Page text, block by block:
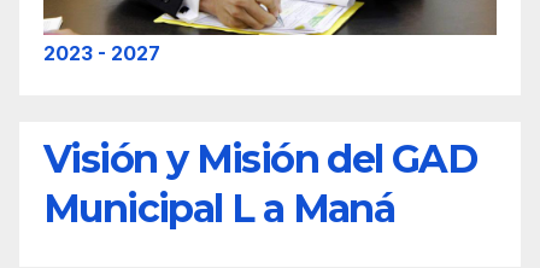
2023 - 2027
Visión y Misión del GAD
Municipal L a Maná